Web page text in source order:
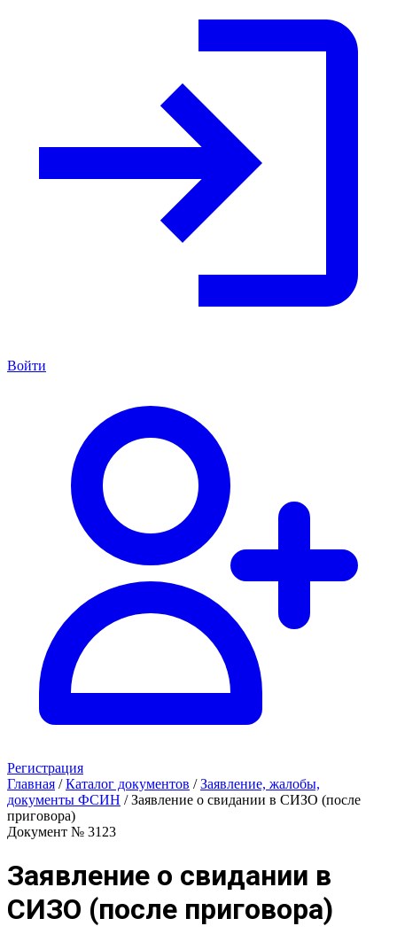
Войти
Регистрация
Главная / Каталог документов / Заявление, жалобы,
документы ФСИН / Заявление о свидании в СИЗО (после
приговора)
Документ № 3123
Заявление о свидании в
СИЗО (после приговора)